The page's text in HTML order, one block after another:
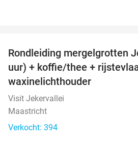
Rondleiding mergelgrotten
uur) + koffie/thee +
waxinelichthouder
Visit Jekervallei
Maastricht
Verkocht: 394